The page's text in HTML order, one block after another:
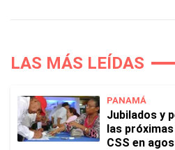
LAS MÁS LEÍDAS
PANAMÁ
Jubilados y
las
CSS en